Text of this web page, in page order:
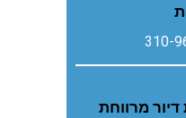
310-
מרווחת